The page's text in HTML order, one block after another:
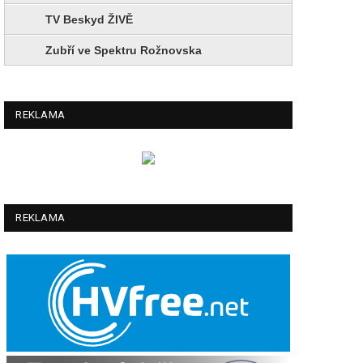
TV Beskyd ŽIVĚ
Zubří ve Spektru Rožnovska
REKLAMA
REKLAMA